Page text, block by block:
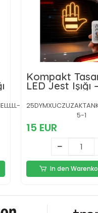
Kompakt
LED Jest Işığı
ve Teşekkür
5-1
15 EUR
In den